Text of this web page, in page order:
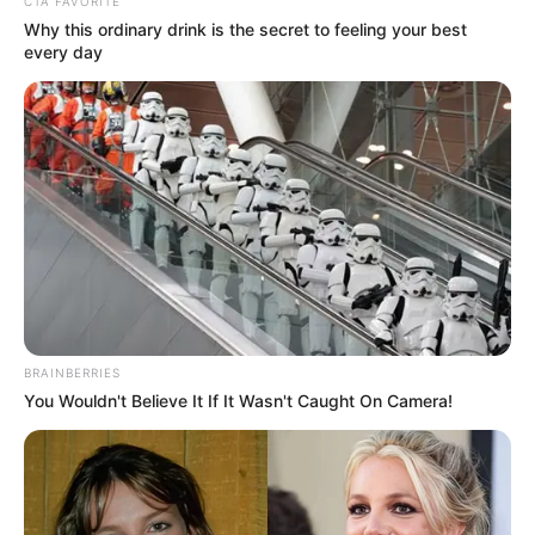
σεβάστηκαν.
Διαβάστε ακόμα: Τα χειρότερα
Χριστούγεννα που πέρασε χωριό στην
Εύβοια
Η Θεοδώρα Νικολάου ξεχώριζε για την
καλοσύνη, την ευγένεια και τη διακριτική
παρουσία της, στοιχεία που χαρακτήρισαν
όλη τη ζωή της.
Ιδιαίτερα σημαντική υπήρξε η εθελοντική της
δράση στον Ελληνικό Ερυθρό Σταυρό
ανιδιοτέλεια ως Εθελόντρια Κοινωνικής
Πρόνοιας.
Why this ordinary drink is the secret to feeling your best
every day
BRAINBERRIES
You Wouldn't Believe It If It Wasn't Caught On Camera!